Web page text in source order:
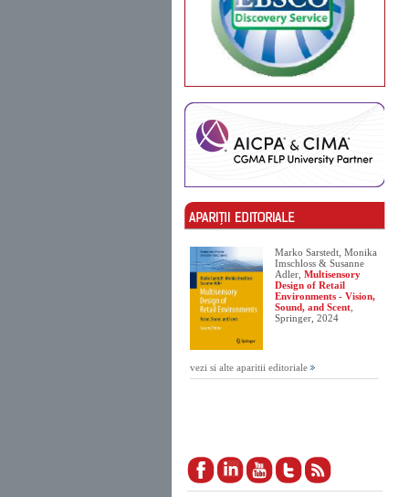
Marko Sarstedt, Monika
Imschloss & Susanne
Adler, Multisensory
Design of Retail
Environments - Vision,
Sound, and Scent
Springer, 2024
vezi si alte aparitii editoriale